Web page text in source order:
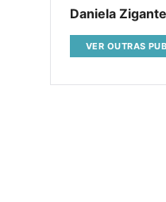
Daniela Zigante
VER OUTRAS